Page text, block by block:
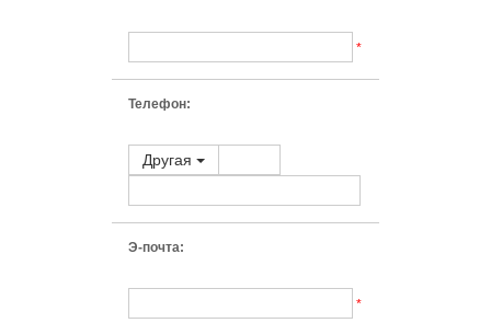
*
Телефон:
Другая
Э-почта:
*